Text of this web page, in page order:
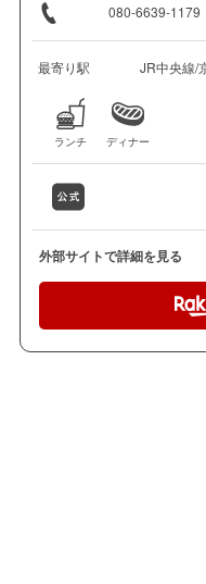
080-6639-1179
最寄り駅 JR中央線/
ランチ ディナー
外部サイトで詳細を見る